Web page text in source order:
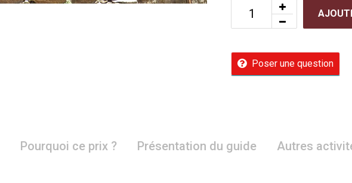
Poser une question
Pourquoi ce prix ? Présentation du guide Autres